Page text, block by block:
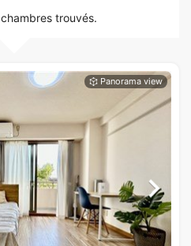
chambres trouvés.